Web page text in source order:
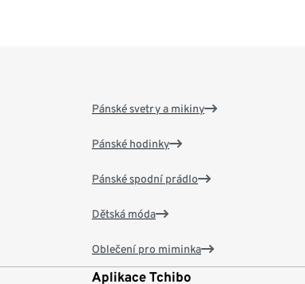
Pánské svetry a mikiny
Pánské hodinky
Pánské spodní prádlo
Dětská móda
Oblečení pro miminka
Aplikace Tchibo